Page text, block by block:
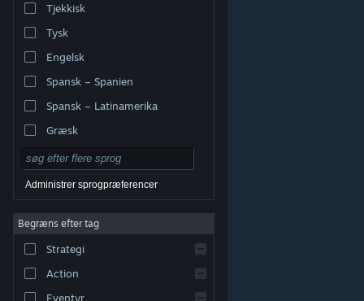
varemærker tilhører deres respektive indehavere i USA
Tilgængelighed
Refunderinger|
Tjekkisk
Tysk
Engelsk
Spansk – Spanien
Spansk – Latinamerika
Græsk
Administrer sprogpræferencer
Begræns efter tag
Strategi
Action
Eventyr